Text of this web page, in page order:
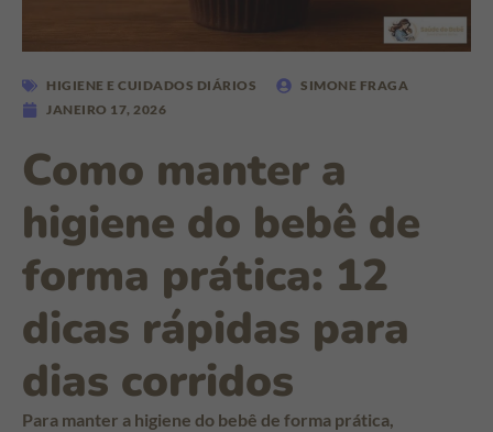
HIGIENE E CUIDADOS DIÁRIOS
SIMONE FRAGA
JANEIRO 17, 2026
Como manter a
higiene do bebê de
forma prática: 12
dicas rápidas para
dias corridos
Para manter a higiene do bebê de forma prática,